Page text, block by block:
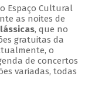
Espaço Cultural
as noites de
, que no
gratuitas da
o
de concertos
variadas, todas